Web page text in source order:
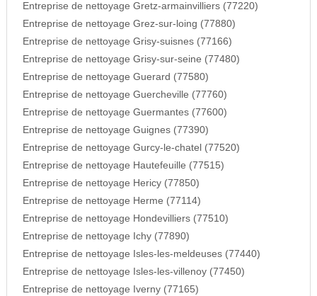
Entreprise de nettoyage Gretz-armainvilliers (77220)
Entreprise de nettoyage Grez-sur-loing (77880)
Entreprise de nettoyage Grisy-suisnes (77166)
Entreprise de nettoyage Grisy-sur-seine (77480)
Entreprise de nettoyage Guerard (77580)
Entreprise de nettoyage Guercheville (77760)
Entreprise de nettoyage Guermantes (77600)
Entreprise de nettoyage Guignes (77390)
Entreprise de nettoyage Gurcy-le-chatel (77520)
Entreprise de nettoyage Hautefeuille (77515)
Entreprise de nettoyage Hericy (77850)
Entreprise de nettoyage Herme (77114)
Entreprise de nettoyage Hondevilliers (77510)
Entreprise de nettoyage Ichy (77890)
Entreprise de nettoyage Isles-les-meldeuses (77440)
Entreprise de nettoyage Isles-les-villenoy (77450)
Entreprise de nettoyage Iverny (77165)